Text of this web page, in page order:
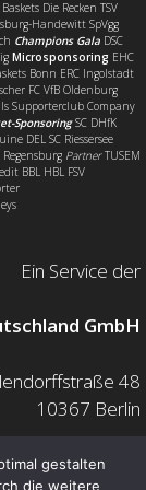
Die Recken TSV
Handewitt SpVgg
Champions GalaDSC
Microsponsoring EHC
Bonn ERC Ingolstadt
FC VfB Oldenburg
Supporterclub Company
SponsoringSC DHfK
DEL SC Riessersee
PartnerTUSEM
BBL HBL FSV
Ein Service der
GmbH
48
10367 Berlin
info@baes.de
gestalten
die weitere